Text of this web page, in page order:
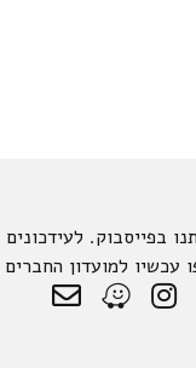
בפייסבוק. לעידכונים
עכשיו למועדון